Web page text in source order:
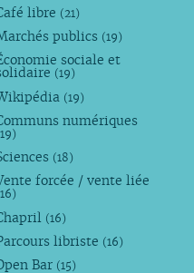
libre (21)
publics (19)
sociale et
(19)
(19)
numériques
(18)
forcée / vente liée
(16)
libriste (16)
Bar (15)